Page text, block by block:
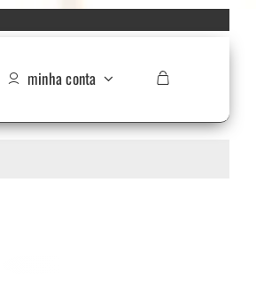
minha conta